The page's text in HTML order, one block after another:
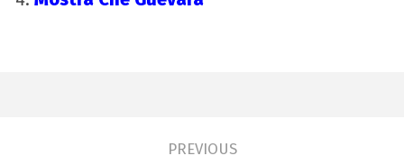
PREVIOUS